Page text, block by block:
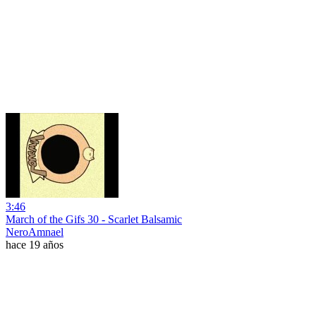
3:46
March of the Gifs 30 - Scarlet Balsamic
NeroAmnael
hace 19 años